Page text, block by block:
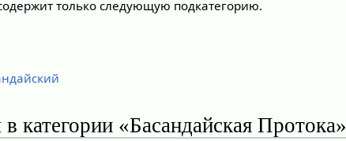
только следующую подкатегорию.
категории «Басандайская Протока»